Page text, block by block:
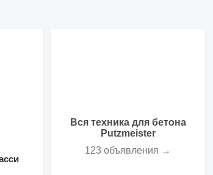
Вся техника для бетона
Putzmeister
123 объявления →